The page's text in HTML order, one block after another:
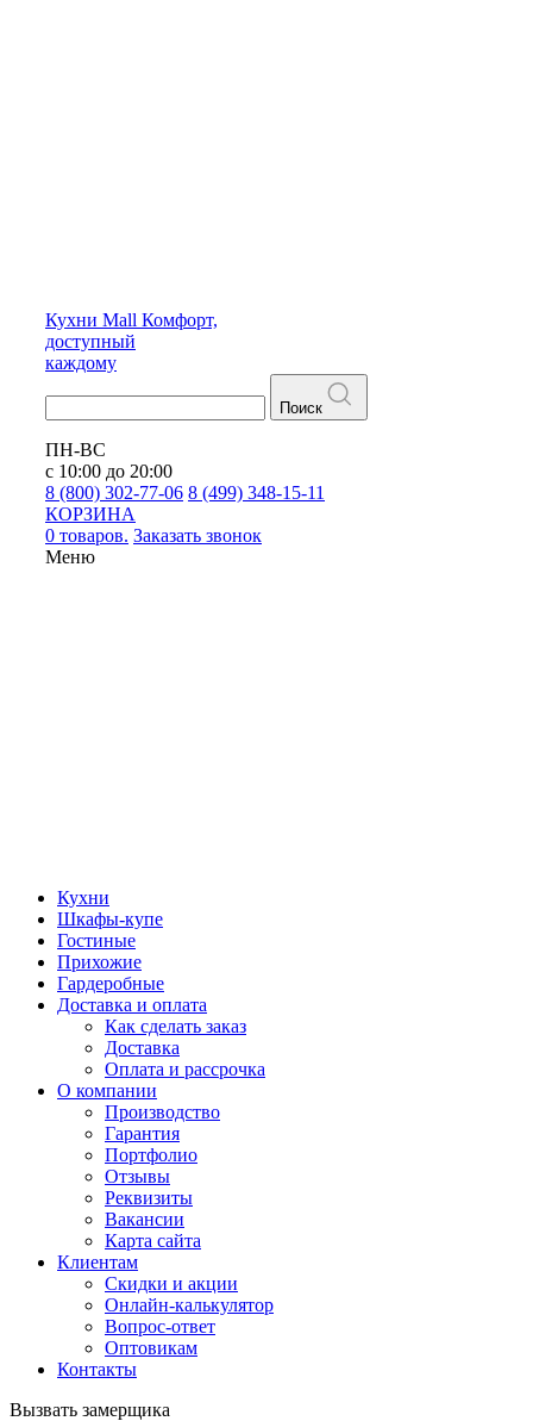
Кухни Mall Комфорт,
доступный
каждому
Поиск
ПН-ВС
с 10:00 до 20:00
8 (800) 302-77-06 8 (499) 348-15-11
КОРЗИНА
0 товаров. Заказать звонок
Меню
Кухни
Шкафы-купе
Гостиные
Прихожие
Гардеробные
Доставка и оплата
Как сделать заказ
Доставка
Оплата и рассрочка
О компании
Производство
Гарантия
Портфолио
Отзывы
Реквизиты
Вакансии
Карта сайта
Клиентам
Скидки и акции
Онлайн-калькулятор
Вопрос-ответ
Оптовикам
Контакты
Вызвать замерщика